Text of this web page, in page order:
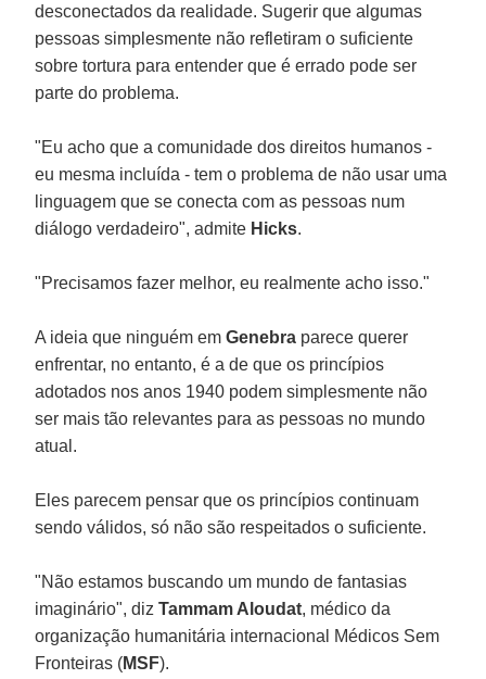
desconectados da realidade. Sugerir que algumas
pessoas simplesmente não refletiram o suficiente
sobre tortura para entender que é errado pode ser
parte do problema.
"Eu acho que a comunidade dos direitos humanos -
eu mesma incluída - tem o problema de não usar uma
linguagem que se conecta com as pessoas num
diálogo verdadeiro", admite Hicks.
"Precisamos fazer melhor, eu realmente acho isso."
A ideia que ninguém emGenebra parece querer
enfrentar, no entanto, é a de que os princípios
adotados nos anos 1940 podem simplesmente não
ser mais tão relevantes para as pessoas no mundo
atual.
Eles parecem pensar que os princípios continuam
sendo válidos, só não são respeitados o suficiente.
"Não estamos buscando um mundo de fantasias
imaginário", dizTammam Aloudat, médico da
organização humanitária internacional Médicos Sem
Fronteiras (MSF).